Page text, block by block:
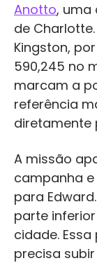
Anotto, uma
de
Kingston,
590,245 no
marcam a
referência
diretamente
A missão
campanha
para
parte
cidade.
precisa